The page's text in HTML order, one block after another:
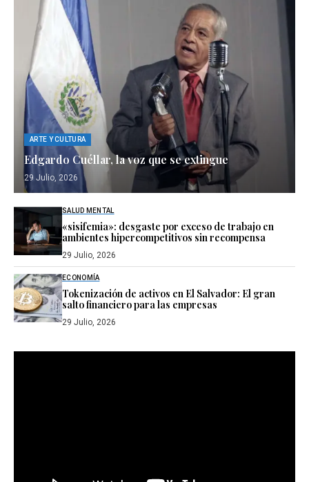
ARTE Y CULTURA
Edgardo Cuéllar, la voz que se extingue
29 Julio, 2026
SALUD MENTAL
«sisifemia»: desgaste por exceso de trabajo en
ambientes hipercompetitivos sin recompensa
29 Julio, 2026
ECONOMÍA
Tokenización de activos en El Salvador: El gran
salto financiero para las empresas
29 Julio, 2026